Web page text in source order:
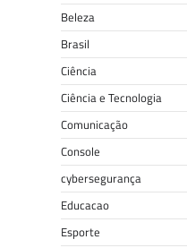
Beleza
Brasil
Ciência
Ciência e Tecnologia
Comunicação
Console
cybersegurança
Educacao
Esporte